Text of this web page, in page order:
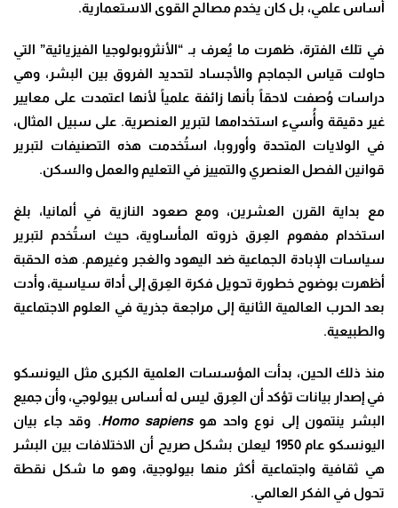
أساس علمي، بل كان يخدم مصالح القوى الاستعمارية.
في تلك الفترة، ظهرت ما يُعرف بـ “الأنثروبولوجيا الفيزيائية” التي
حاولت قياس الجماجم والأجساد لتحديد الفروق بين البشر، وهي
دراسات وُصفت لاحقاً بأنها زائفة علمياً لأنها اعتمدت على معايير
غير دقيقة وأُسيء استخدامها لتبرير العنصرية. على سبيل المثال،
في الولايات المتحدة وأوروبا، استُخدمت هذه التصنيفات لتبرير
قوانين الفصل العنصري والتمييز في التعليم والعمل والسكن.
مع بداية القرن العشرين، ومع صعود النازية في ألمانيا، بلغ
استخدام مفهوم العِرق ذروته المأساوية، حيث استُخدم لتبرير
سياسات الإبادة الجماعية ضد اليهود والغجر وغيرهم. هذه الحقبة
أظهرت بوضوح خطورة تحويل فكرة العِرق إلى أداة سياسية، وأدت
بعد الحرب العالمية الثانية إلى مراجعة جذرية في العلوم الاجتماعية
والطبيعية.
منذ ذلك الحين، بدأت المؤسسات العلمية الكبرى مثل اليونسكو
في إصدار بيانات تؤكد أن العِرق ليس له أساس بيولوجي، وأن جميع
البشر ينتمون إلى نوع واحد هوHomo sapiens. وقد جاء بيان
اليونسكو عام 1950 ليعلن بشكل صريح أن الاختلافات بين البشر
هي ثقافية واجتماعية أكثر منها بيولوجية، وهو ما شكل نقطة
تحول في الفكر العالمي.